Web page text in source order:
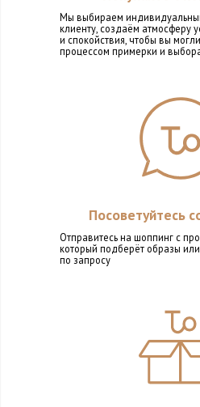
Мы выбираем
клиенту, создаём атмосферу
и спокойствия, чтобы вы
процессом примерки и
Посоветуйтесь
Отправитесь на шоппинг с
который подберёт образы
по запросу